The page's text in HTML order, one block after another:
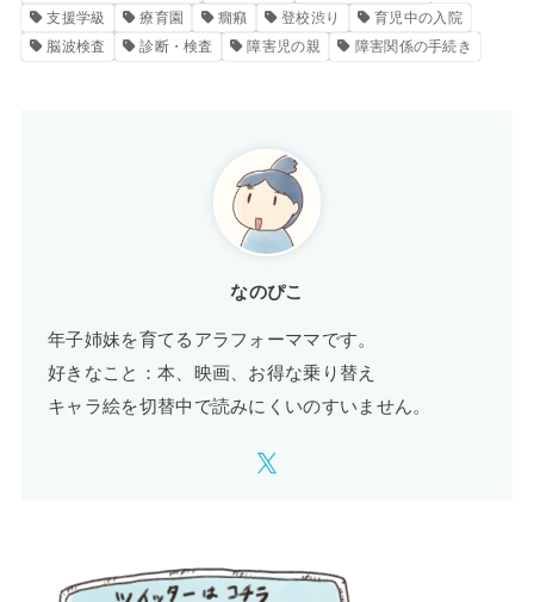
支援学級
療育園 癇癪 登校渋り
育児中の入院
脳波検査
診断・検査 障害児の親 障害関係の手続き
なのぴこ
年子姉妹を育てるアラフォーママです。
好きなこと：本、映画、お得な乗り替え
キャラ絵を切替中で読みにくいのすいません。